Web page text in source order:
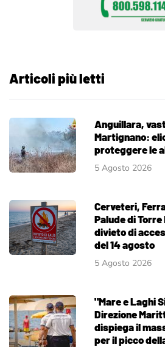
Articoli più letti
Anguillara,
Martignano:
proteggere le
5 Agosto 2026
Cerveteri,
Palude di
divieto di
del 14 agosto
5 Agosto 2026
"Mare e Laghi
Direzione
dispiega il
per il picco